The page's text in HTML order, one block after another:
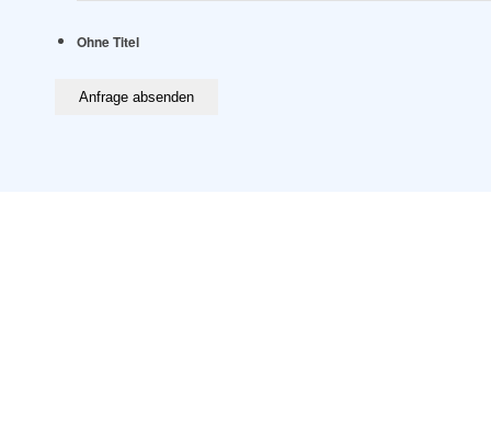
Ohne Titel